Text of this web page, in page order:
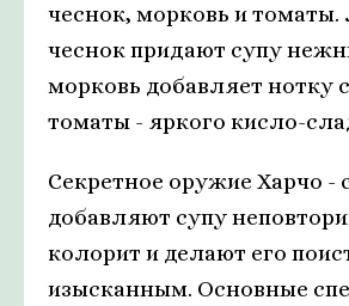
чеснок, морковь и томаты.
чеснок придают супу
морковь добавляет нотку
томаты - яркого кисло-
Секретное оружие Харчо -
добавляют супу
колорит и делают его
изысканным. Основные